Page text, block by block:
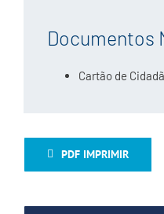
Documentos
Cartão de
PDF IMPRIMIR